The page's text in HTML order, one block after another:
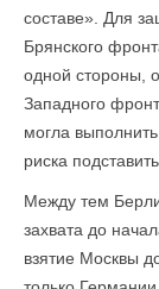
составе». Для
Брянского
одной стороны,
Западного
могла
риска
Между тем
захвата до
взятие Москвы